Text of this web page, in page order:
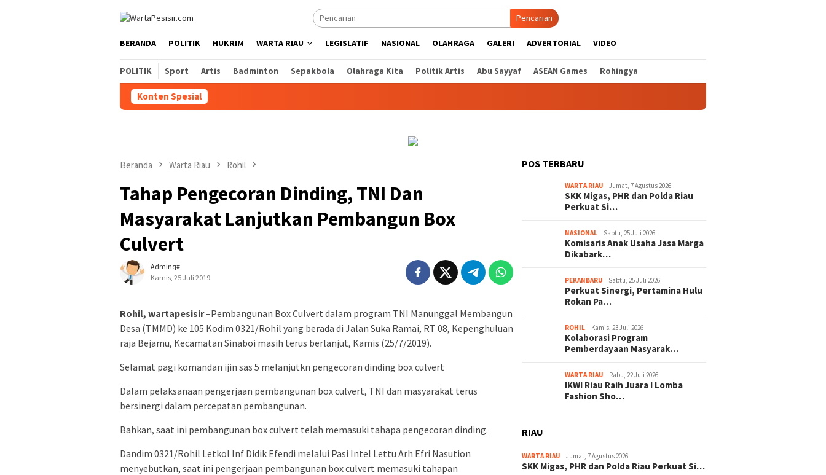
Pencarian
BERANDA POLITIK HUKRIM WARTA RIAU LEGISLATIF NASIONAL OLAHRAGA GALERI ADVERTORIAL VIDEO
POLITIK Sport Artis Badminton Sepakbola Olahraga Kita Politik Artis Abu Sayyaf ASEAN Games Rohingya
Konten Spesial
Beranda Warta Riau Rohil
Tahap Pengecoran Dinding, TNI Dan
Masyarakat Lanjutkan Pembangun Box
Culvert
Adminq#
Kamis, 25 Juli 2019
Rohil, wartapesisir–Pembangunan Box Culvert dalam program TNI Manunggal Membangun
Desa (TMMD) ke 105 Kodim 0321/Rohil yang berada di Jalan Suka Ramai, RT 08, Kepenghuluan
raja Bejamu, Kecamatan Sinaboi masih terus berlanjut, Kamis (25/7/2019).
Selamat pagi komandan ijin sas 5 melanjutkn pengecoran dinding box culvert
Dalam pelaksanaan pengerjaan pembangunan box culvert, TNI dan masyarakat terus
bersinergi dalam percepatan pembangunan.
Bahkan, saat ini pembangunan box culvert telah memasuki tahapa pengecoran dinding.
Dandim 0321/Rohil Letkol Inf Didik Efendi melalui Pasi Intel Lettu Arh Efri Nasution
menyebutkan, saat ini pengerjaan pembangunan box culvert memasuki tahapan
POS TERBARU
WARTA RIAU Jumat, 7 Agustus 2026
SKK Migas, PHR dan Polda Riau
Perkuat Si…
NASIONAL Sabtu, 25 Juli 2026
Komisaris Anak Usaha Jasa Marga
Dikabark…
PEKANBARU Sabtu, 25 Juli 2026
Perkuat Sinergi, Pertamina Hulu
Rokan Pa…
ROHIL Kamis, 23 Juli 2026
Kolaborasi Program
Pemberdayaan Masyarak…
WARTA RIAU Rabu, 22 Juli 2026
IKWI Riau Raih Juara I Lomba
Fashion Sho…
RIAU
WARTA RIAU Jumat, 7 Agustus 2026
SKK Migas, PHR dan Polda Riau Perkuat Si…